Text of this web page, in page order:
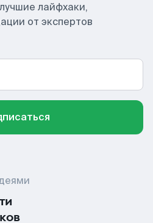
лайфхаки,
от экспертов